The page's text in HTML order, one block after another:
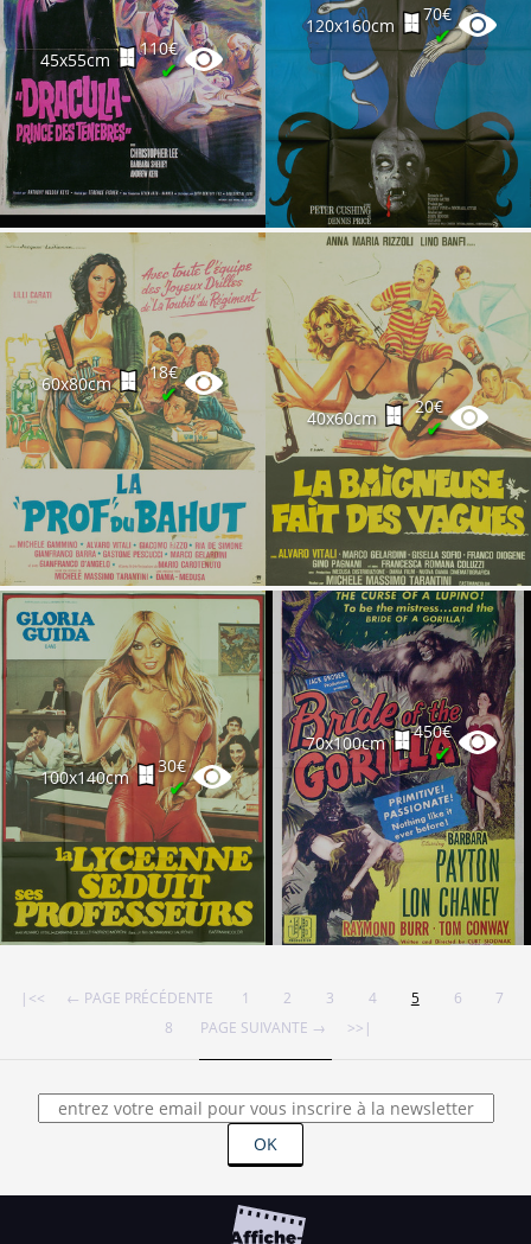
45x55cm
110€
✔
120x160cm
70€
✔
60x80cm
18€
✔
40x60cm
20€
✔
100x140cm
30€
✔
70x100cm
450€
✔
|<< ← PAGE PRÉCÉDENTE 1 2 3 4 5 6
7
8
PAGE SUIVANTE → >>|
OK